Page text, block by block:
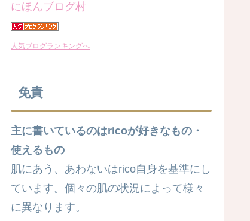
にほんブログ村
人気ブログランキングへ
免責
主に書いているのはricoが好きなもの・
使えるもの
肌にあう、あわないはrico自身を基準にし
ています。個々の肌の状況によって様々
に異なります。